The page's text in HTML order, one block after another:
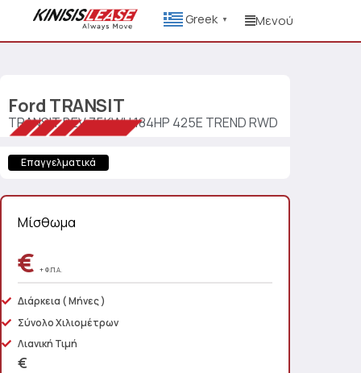
Greek ▼ Μενού
Ford TRANSIT
TRANSIT BEV 75KWH 184HP 425E TREND RWD
Επαγγελματικά
Μίσθωμα
€ + Φ.Π.Α.
Διάρκεια ( Μήνες )
Σύνολο Χιλιομέτρων
Λιανική Τιμή
€